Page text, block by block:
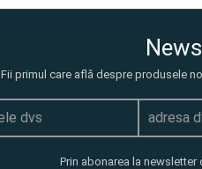
Fii primul care află despre produsele
Prin abonarea la newsletter